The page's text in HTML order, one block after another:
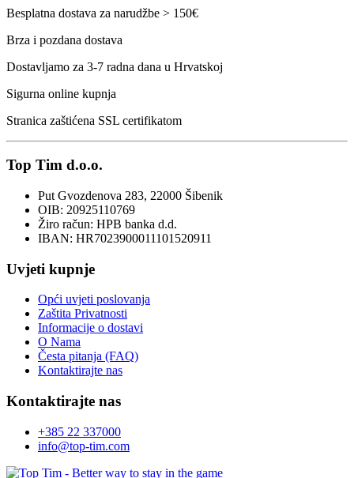
Besplatna dostava za narudžbe > 150€
Brza i pozdana dostava
Dostavljamo za 3-7 radna dana u Hrvatskoj
Sigurna online kupnja
Stranica zaštićena SSL certifikatom
Top Tim d.o.o.
Put Gvozdenova 283, 22000 Šibenik
OIB: 20925110769
Žiro račun: HPB banka d.d.
IBAN: HR7023900011101520911
Uvjeti kupnje
Opći uvjeti poslovanja
Zaštita Privatnosti
Informacije o dostavi
O Nama
Česta pitanja (FAQ)
Kontaktirajte nas
Kontaktirajte nas
+385 22 337000
info@top-tim.com